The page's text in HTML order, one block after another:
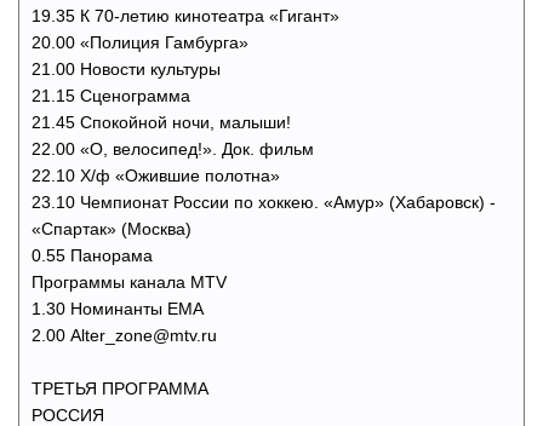
19.35 К 70-летию кинотеатра «Гигант»
20.00 «Полиция Гамбурга»
21.00 Новости культуры
21.15 Сценограмма
21.45 Спокойной ночи, малыши!
22.00 «О, велосипед!». Док. фильм
22.10 Х/ф «Ожившие полотна»
23.10 Чемпионат России по хоккею. «Амур» (Хабаровск) -
«Спартак» (Москва)
0.55 Панорама
Программы канала MTV
1.30 Номинанты ЕМА
2.00 Alter_zone@mtv.ru
ТРЕТЬЯ ПРОГРАММА
РОССИЯ